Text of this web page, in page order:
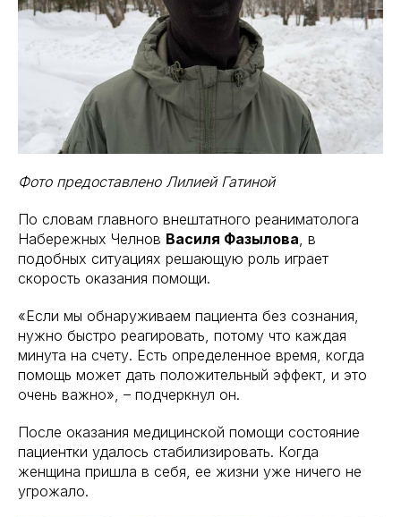
Фото предоставлено Лилией Гатиной
По словам главного внештатного реаниматолога
Набережных Челнов Василя Фазылова, в
подобных ситуациях решающую роль играет
скорость оказания помощи.
«Если мы обнаруживаем пациента без сознания,
нужно быстро реагировать, потому что каждая
минута на счету. Есть определенное время, когда
помощь может дать положительный эффект, и это
очень важно», – подчеркнул он.
После оказания медицинской помощи состояние
пациентки удалось стабилизировать. Когда
женщина пришла в себя, ее жизни уже ничего не
угрожало.